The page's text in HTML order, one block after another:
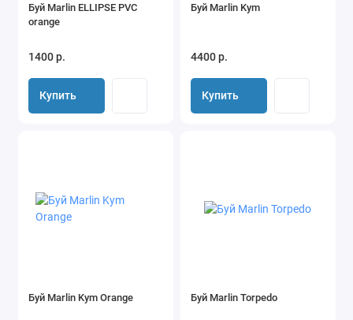
Буй Marlin ELLIPSE PVC
orange
1400 р.
Купить
Буй Marlin Kym
4400 р.
Купить
Буй Marlin Kym Orange Буй Marlin Torpedo